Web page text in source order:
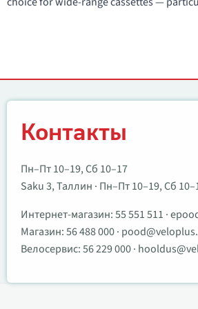
Контакты
Пн–Пт 10–19, Сб 10–17
Saku 3, Таллин · Пн–Пт 10–19, Сб
Интернет-магазин:55 551 511 ·
Магазин:56 488 000·
Велосервис:56 229 000·